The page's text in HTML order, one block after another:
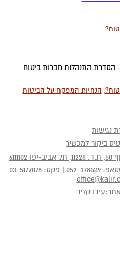
הסדרת התנהלות חברות ביטוח
, הנחיות המפקח על הביטוח,
נגישות
ביקור למכשיר
, ת.ד. 11228
, תל אביב-יפו 6111102
052-3781619 פקס:03-5177078
עידו קליר